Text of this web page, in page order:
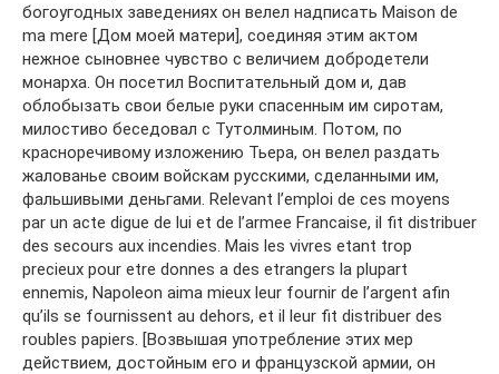
богоугодных заведениях он велел надписать Maison de
ma mere [Дом моей матери], соединяя этим актом
нежное сыновнее чувство с величием добродетели
монарха. Он посетил Воспитательный дом и, дав
облобызать свои белые руки спасенным им сиротам,
милостиво беседовал с Тутолминым. Потом, по
красноречивому изложению Тьера, он велел раздать
жалованье своим войскам русскими, сделанными им,
фальшивыми деньгами. Relevant l’emploi de ces moyens
par un acte digue de lui et de l’armee Francaise, il fit distribuer
des secours aux incendies. Mais les vivres etant trop
precieux pour etre donnes a des etrangers la plupart
ennemis, Napoleon aima mieux leur fournir de l’argent afin
qu’ils se fournissent au dehors, et il leur fit distribuer des
roubles papiers. [Возвышая употребление этих мер
действием, достойным его и французской армии, он